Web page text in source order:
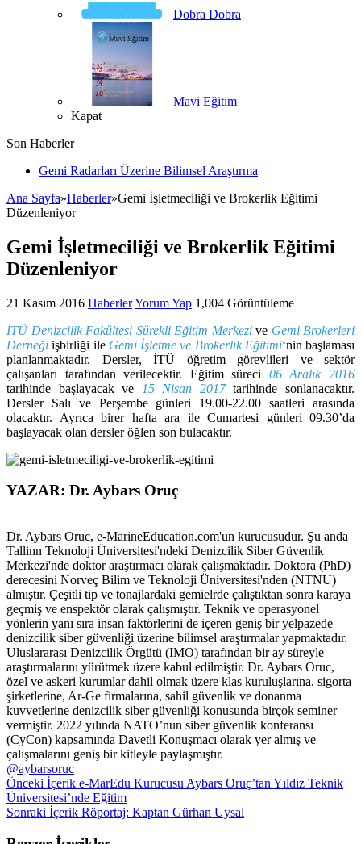
Dobra Dobra
Mavi Eğitim
Kapat
Son Haberler
Gemi Radarları Üzerine Bilimsel Araştırma
Ana Sayfa»Haberler»Gemi İşletmeciliği ve Brokerlik Eğitimi
Düzenleniyor
Gemi İşletmeciliği ve Brokerlik Eğitimi
Düzenleniyor
21 Kasım 2016 HaberlerYorum Yap 1,004 Görüntüleme
İTÜ Denizcilik Fakültesi Sürekli Eğitim Merkezive Gemi Brokerleri
Derneği işbirliği ile Gemi İşletme ve Brokerlik Eğitimi‘nin başlaması
planlanmaktadır. Dersler, İTÜ öğretim görevlileri ve sektör
çalışanları tarafından verilecektir. Eğitim süreci 06 Aralık 2016
tarihinde başlayacak ve
15 Nisan 2017tarihinde sonlanacaktır.
Dersler Salı ve Perşembe günleri 19.00-22.00 saatleri arasında
olacaktır. Ayrıca birer hafta ara ile Cumartesi günleri 09.30’da
başlayacak olan dersler öğlen son bulacaktır.
YAZAR: Dr. Aybars Oruç
Dr. Aybars Oruc, e-MarineEducation.com'un kurucusudur. Şu anda
Tallinn Teknoloji Üniversitesi'ndeki Denizcilik Siber Güvenlik
Merkezi'nde doktor araştırmacı olarak çalışmaktadır. Doktora (PhD)
derecesini Norveç Bilim ve Teknoloji Üniversitesi'nden (NTNU)
almıştır. Çeşitli tip ve tonajlardaki gemielrde çalıştıktan sonra karaya
geçmiş ve enspektör olarak çalışmıştır. Teknik ve operasyonel
yönlerin yanı sıra insan faktörlerini de içeren geniş bir yelpazede
denizcilik siber güvenliği üzerine bilimsel araştırmalar yapmaktadır.
Uluslararası Denizcilik Örgütü (IMO) tarafından bir ay süreyle
araştırmalarını yürütmek üzere kabul edilmiştir. Dr. Aybars Oruc,
özel ve askeri kurumlar dahil olmak üzere klas kuruluşlarına, sigorta
şirketlerine, Ar-Ge firmalarına, sahil güvenlik ve donanma
kuvvetlerine denizcilik siber güvenliği konusunda birçok seminer
vermiştir. 2022 yılında NATO’nun siber güvenlik konferansı
(CyCon) kapsamında Davetli Konuşmacı olarak yer almış ve
çalışmalarını geniş bir kitleyle paylaşmıştır.
@aybarsoruc
Önceki İçerik e-MarEdu Kurucusu Aybars Oruç’tan Yıldız Teknik
Üniversitesi’nde Eğitim
Sonraki İçerik Röportaj: Kaptan Gürhan Uysal